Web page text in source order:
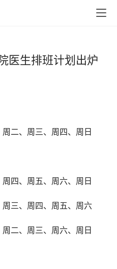
医生排班计划出炉
二、周三、周四、周日
四、周五、周六、周日
三、周四、周五、周六
二、周三、周六、周日